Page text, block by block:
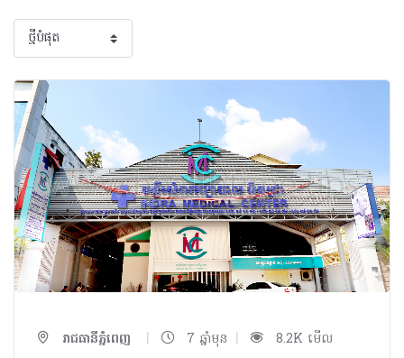
រាជធានីភ្នំពេញ | 7 ឆ្នាំមុន | 8.2K មើល